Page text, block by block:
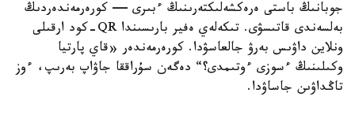
جوبانىڭ باستى ەرەكشەلىكتەرىنىڭ ءبىرى — كورەرمەندەردىڭ
بەلسەندى قاتىسۋى. تىكەلەي ەفير بارىسىندا QR-كود ارقىلى
ونلاين داۋىس بەرۋ جالعاسۋدا. كورەرمەندەر «قاي پارتيا
وكىلىنىڭ ءسوزى ءوتىمدى؟“ دەگەن سۇراققا جاۋاپ بەرىپ، ءوز
تاڭداۋىن جاساۋدا.